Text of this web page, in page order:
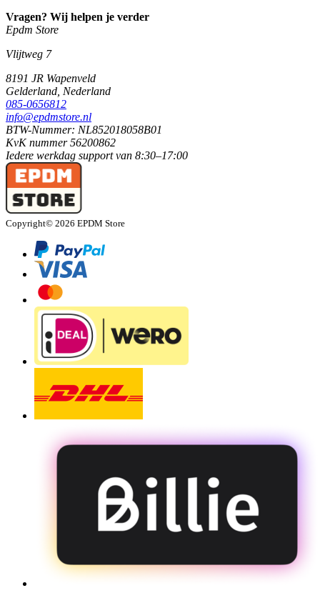
Vragen? Wij helpen je verder
Epdm Store
Vlijtweg 7
8191 JR Wapenveld
Gelderland, Nederland
085-0656812
info@epdmstore.nl
BTW-Nummer: NL852018058B01
KvK nummer 56200862
Iedere werkdag support van 8:30–17:00
Copyright© 2026 EPDM Store